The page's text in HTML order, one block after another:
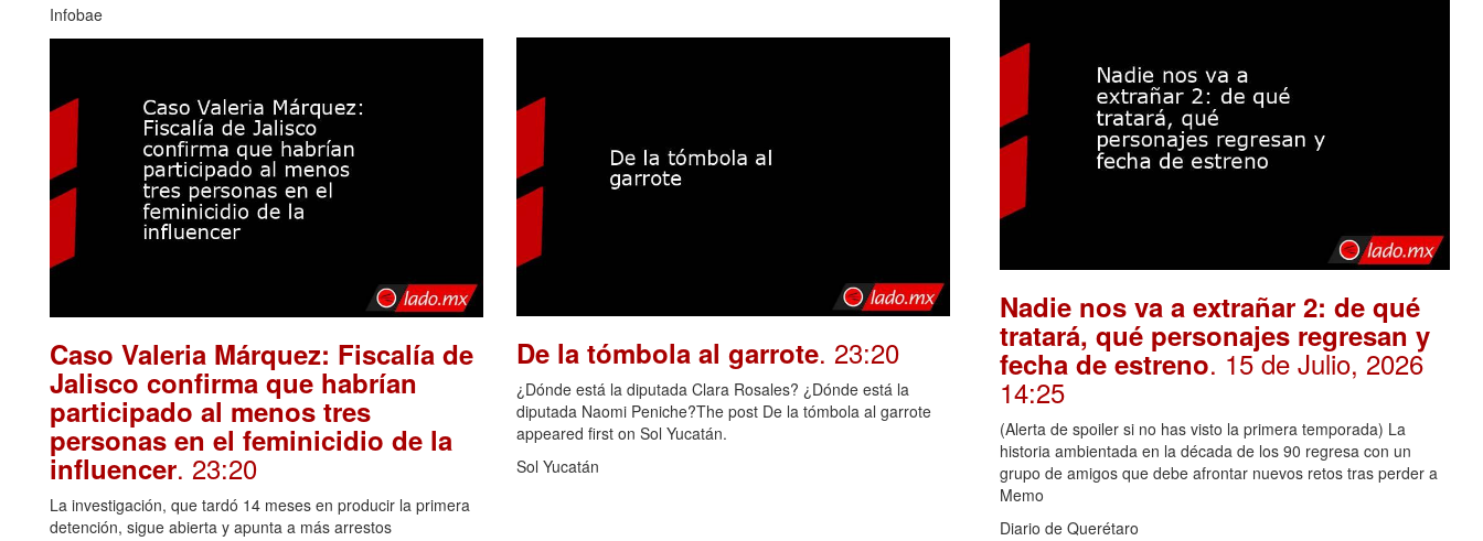
Infobae
Caso Valeria Márquez: Fiscalía de
Jalisco confirma que habrían
participado al menos tres
personas en el feminicidio de la
influencer. 23:20
La investigación, que tardó 14 meses en producir la primera
detención, sigue abierta y apunta a más arrestos
De la tómbola al garrote. 23:20
¿Dónde está la diputada Clara Rosales? ¿Dónde está la
diputada Naomi Peniche?The post De la tómbola al garrote
appeared first on Sol Yucatán.
Sol Yucatán
Nadie nos va a extrañar 2: de qué
tratará, qué personajes regresan y
fecha de estreno. 15 de Julio, 2026
14:25
(Alerta de spoiler si no has visto la primera temporada) La
historia ambientada en la década de los 90 regresa con un
grupo de amigos que debe afrontar nuevos retos tras perder a
Memo
Diario de Querétaro